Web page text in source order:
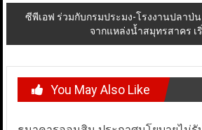
ซีพีเอฟ ร่วมกับกรมประมง-โรงงานปลาป่
จากแหล่งน้ำสมุทรสาคร เ
You May Also Like